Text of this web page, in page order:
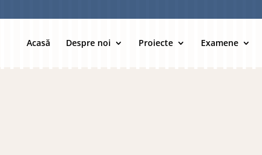
Acasă Despre noi Proiecte Examene